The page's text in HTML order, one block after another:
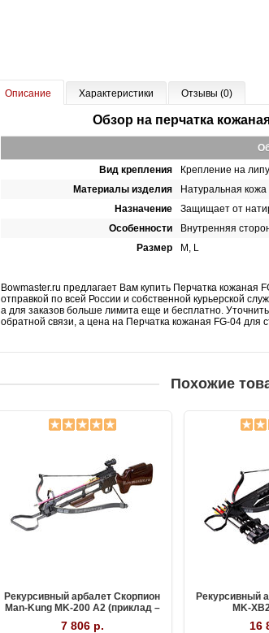
Описание Характеристики Отзывы (0)
Обзор на перчатка
Вид крепления
Крепление на
Материалы изделия
Натуральная кожа
Назначение
Защищает от
Особенности
Внутренняя
Размер
M, L
Bowmaster.ru предлагает Вам купить Перчатка кожаная
отправкой по всей России и собственной курьерской
а для заказов больше лимита еще и бесплатно.
обратной связи, а цена на Перчатка кожаная FG-04 для
Похожие
Рекурсивный арбалет Скорпион
Man-Kung MK-200 A2 (приклад –
7 806 р.
Рекурсивный
MK-
16